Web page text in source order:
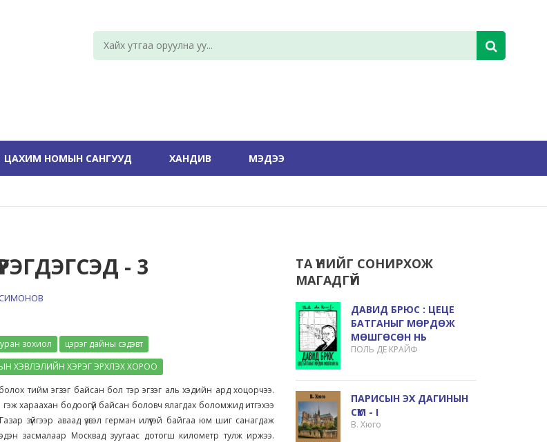
ЦАХИМ НОМЫН САНГУУД ХАНДИВ МЭДЭЭ
- 3
зохиол цэрэг дайны сэдэвт
ХЭВЛЭЛИЙН ХЭРЭГ ЭРХЛЭХ ХОРОО
тийм эгзэг байсан бол тэр эгзэг аль хэдийн ард хоцорчээ.
хараахан бодоогүй байсан боловч ялагдах боломжид итгэхээ
зүйгээр аваад үзвэл герман илүүтэй байгаа юм шиг санагдаж
засмалаар Москвад зуугаас дотогш километр тулж иржээ.
ТА ҮҮНИЙГ СОНИРХОЖ
МАГАДГҮЙ
ДАВИД БРЮС : ЦЕЦЕ
БАТГАНЫГ МӨРДӨЖ
МӨШГӨСӨН НЬ
ПОЛЬ ДЕ КРАЙФ
ПАРИСЫН ЭХ ДАГИНЫН
СҮМ - I
В. Хюго